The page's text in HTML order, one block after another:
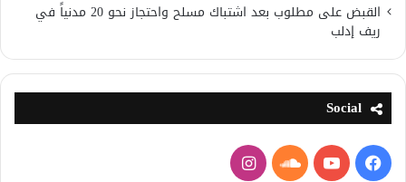
القبض على مطلوب بعد اشتباك مسلح واحتجاز نحو 20 مدنياً في
ريف إدلب
Social
فيسبوكيوتيوبساوندانستقرام